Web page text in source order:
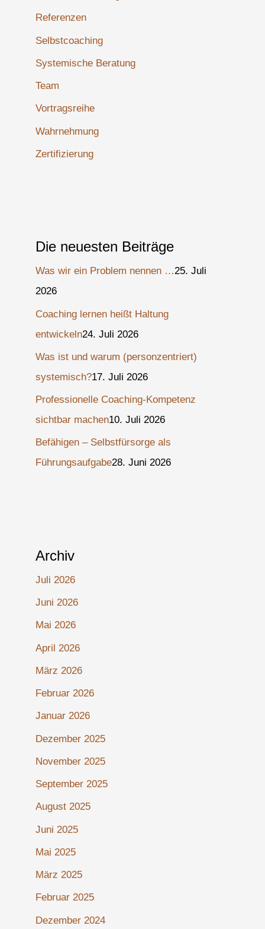
Referenzen
Selbstcoaching
Systemische Beratung
Team
Vortragsreihe
Wahrnehmung
Zertifizierung
Die neuesten Beiträge
Was wir ein Problem nennen …25. Juli
2026
Coaching lernen heißt Haltung
entwickeln24. Juli 2026
Was ist und warum (personzentriert)
systemisch?17. Juli 2026
Professionelle Coaching-Kompetenz
sichtbar machen10. Juli 2026
Befähigen – Selbstfürsorge als
Führungsaufgabe28. Juni 2026
Archiv
Juli 2026
Juni 2026
Mai 2026
April 2026
März 2026
Februar 2026
Januar 2026
Dezember 2025
November 2025
September 2025
August 2025
Juni 2025
Mai 2025
März 2025
Februar 2025
Dezember 2024